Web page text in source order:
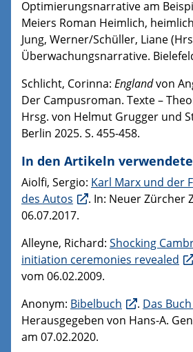
Optimierungsnarrative am
Meiers Roman Heimlich,
Jung, Werner/Schüller, Liane
Überwachungsnarrative.
Schlicht, Corinna: Englandvon
Der Campusroman. Texte –
Hrsg. von Helmut Grugger und
Berlin 2025. S. 455-458.
In den Artikeln
Aiolfi, Sergio: Karl Marx und der
des Autos
. In: Neuer Zürcher
06.07.2017.
Alleyne, Richard: Shocking
initiation ceremonies revealed
vom 06.02.2009.
Anonym: Bibelbuch . Das
Herausgegeben von Hans-A.
am 07.02.2020.